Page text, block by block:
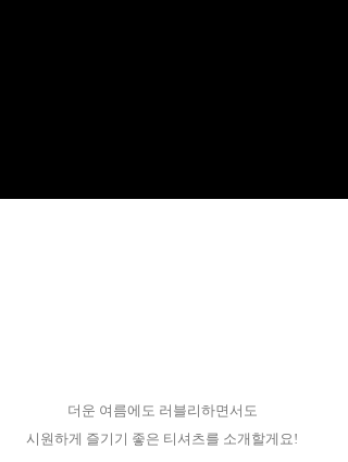
더운 여름에도 러블리하면서도
시원하게 즐기기 좋은 티셔츠를 소개할게요!